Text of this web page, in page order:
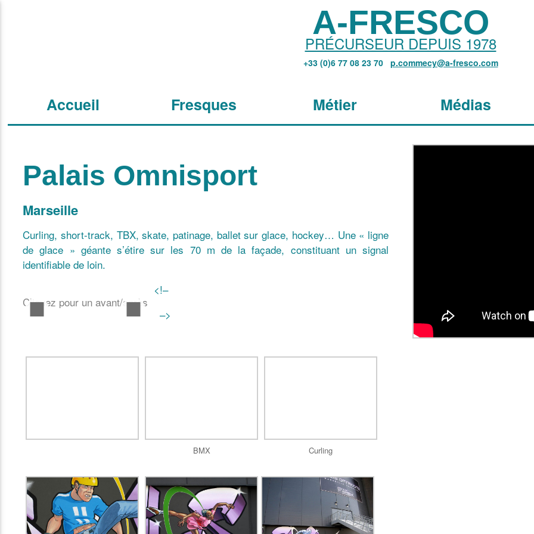
A-FRESCO
PRÉCURSEUR DEPUIS 1978
+33 (0)6 77 08 23 70 p.commecy@a-fresco.com
Accueil Fresques Métier Médias
Palais Omnisport
Marseille
Curling, short-track, TBX, skate, patinage, ballet sur glace, hockey… Une « ligne
de glace » géante s’étire sur les 70 m de la façade, constituant un signal
identifiable de loin.
Cliquez pour un avant/après
<!–
–>
BMX Curling